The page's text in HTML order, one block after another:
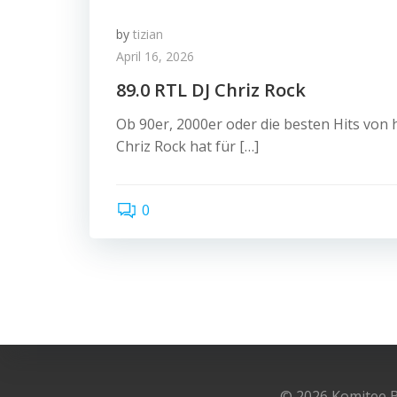
by tizian
April 16, 2026
89.0 RTL DJ Chriz Rock
Ob 90er, 2000er oder die besten Hits von
Chriz Rock hat für […]
0